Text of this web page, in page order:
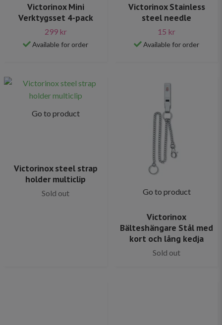
Victorinox Mini
Verktygsset 4-pack
299 kr
Available for order
Victorinox Stainless
steel needle
15 kr
Available for order
Go to product
Victorinox steel strap
holder multiclip
Sold out Go to product
Victorinox
Bälteshängare Stål med
kort och lång kedja
Sold out